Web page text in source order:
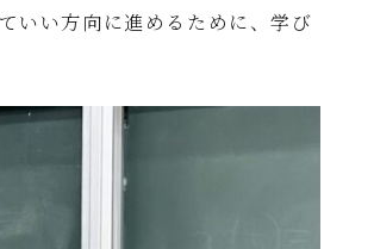
いい方向に進めるために、学び